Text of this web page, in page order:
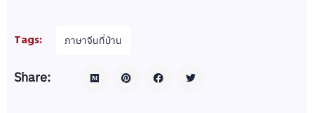
Tags: ภาษาจีนที่บ้าน​
Share: